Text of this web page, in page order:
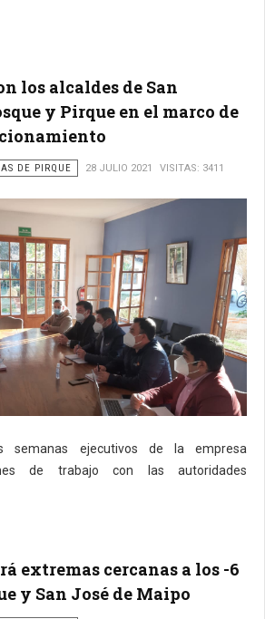
los alcaldes de San
y Pirque en el marco de
DE PIRQUE 28 JULIO 2021 VISITAS: 3411
semanas ejecutivos de la empresa
de trabajo con las autoridades
extremas cercanas a los -6
y San José de Maipo